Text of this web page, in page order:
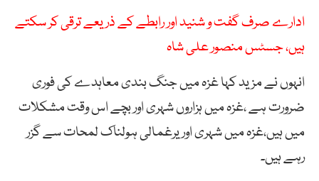
ادارے صرف گفت و شنید اور رابطے کے ذریعے ترقی کر سکتے
ہیں، جسٹس منصور علی شاہ
انہوں نے مزید کہا غزہ میں جنگ بندی معاہدے کی فوری
ضرورت ہے ،غزہ میں ہزاروں شہری اور بچے اس وقت مشکلات
میں ہیں،غزہ میں شہری اور یرغمالی ہولناک لمحات سے گزر
رہے ہیں۔